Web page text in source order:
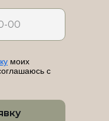
Новороссийска — Яндекс Карты
моих
с